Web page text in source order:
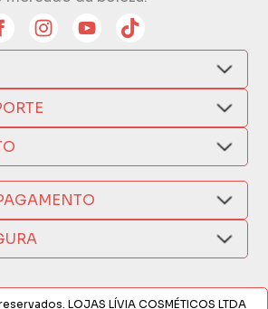
e Venda
LOJAS LÍVIA COSMÉTICOS LTDA